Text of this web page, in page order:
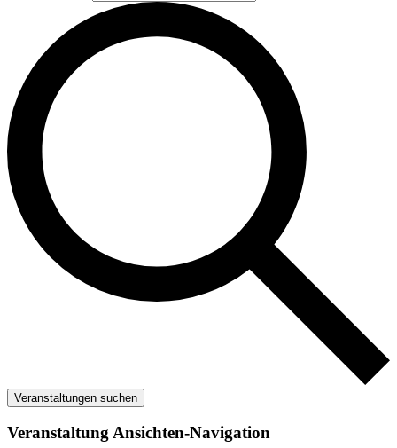
Veranstaltungen suchen
Veranstaltung Ansichten-Navigation